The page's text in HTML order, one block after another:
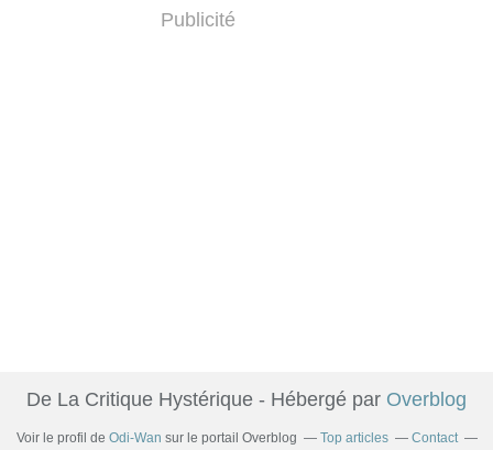
Publicité
De La Critique Hystérique - Hébergé par Overblog
Voir le profil de Odi-Wan sur le portail Overblog Top articles Contact